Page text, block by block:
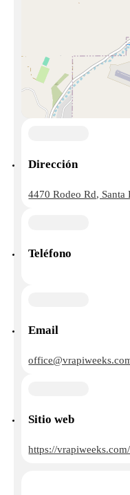
Dirección
4470 Rodeo Rd,
Teléfono
Email
Sitio web
https://vrapiweeks.com/